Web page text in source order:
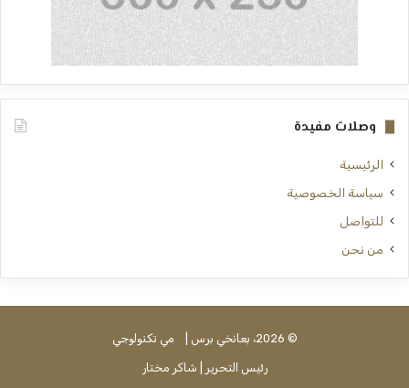
وصلات مفيدة
الرئيسية
سياسة الخصوصية
للتواصل
من نحن
© 2026، بعانخي برس | مي تكنولوجي
رئيس التحرير | شاكر مختار